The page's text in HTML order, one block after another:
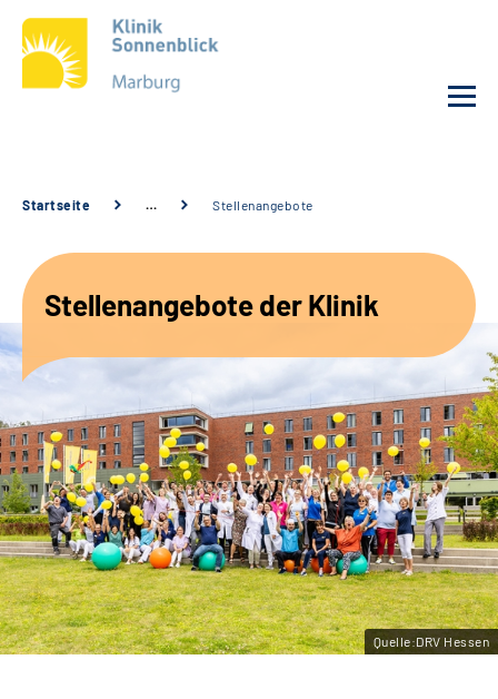
Service
Karriere
Sozialdienste & Zuweisende
Suche
Leichte Sprache
Gebärdensprache
Startseite … Stellenangebote
Stellenangebote der Klinik
Quelle:DRV Hessen